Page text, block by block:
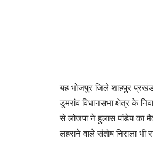
यह भोजपुर जिले शाहपुर प्रखंड
डुमरांव विधानसभा क्षेत्र के
से लोजपा ने हुलास पांडेय का
लहराने वाले संतोष निराला भी